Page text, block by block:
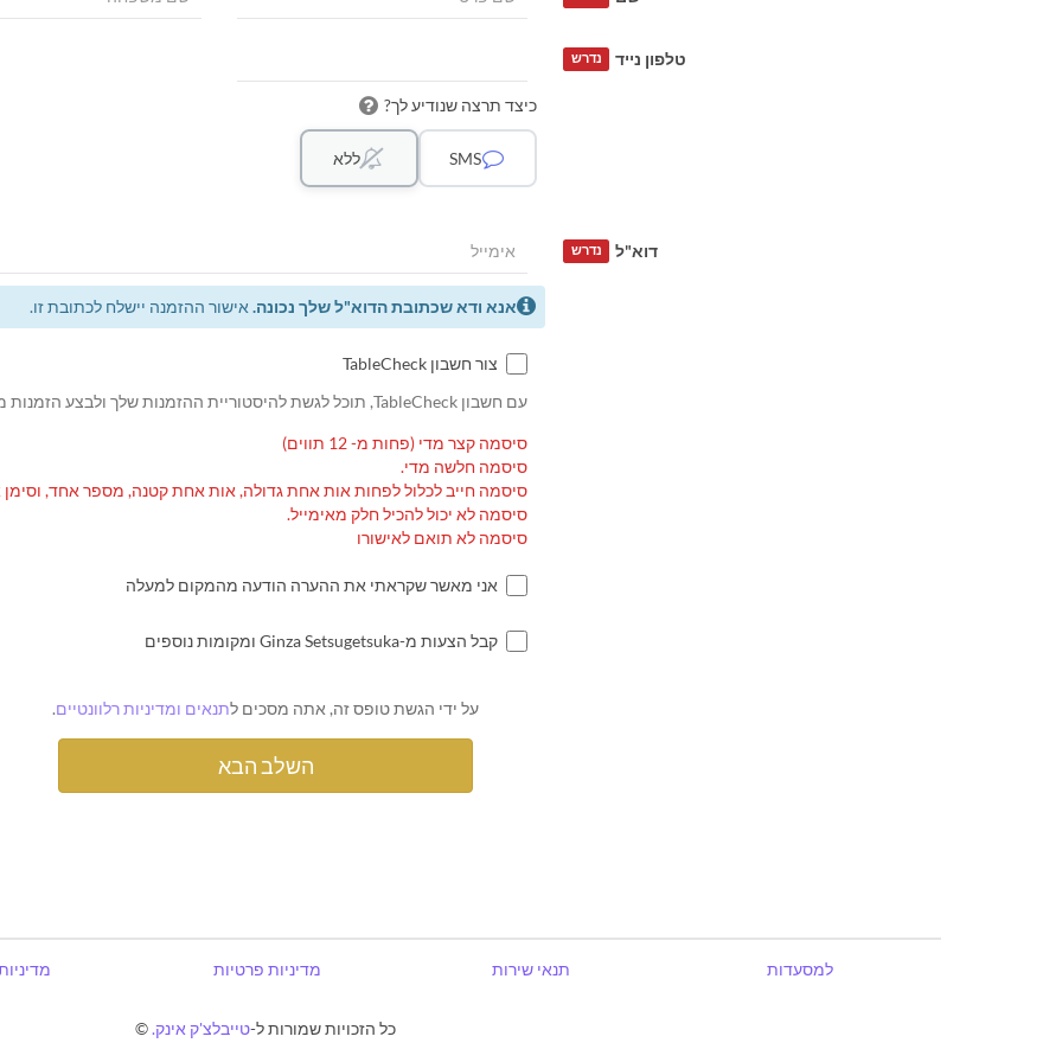
טלפון נייד נדרש
כיצד תרצה שנודיע לך?
SMS ללא
דוא"ל נדרש
אנא ודא שכתובת הדוא"ל שלך נכונה.אישור ההזמנה יישלח לכתובת זו.
צור חשבון TableCheck
עם חשבון TableCheck, תוכל לגשת להיסטוריית ההזמנות שלך ולבצע הזמנות מחוזרות.
סיסמה קצר מדי (פחות מ- 12 תווים)
סיסמה חלשה מדי.
סיסמה חייב לכלול לפחות אות אחת גדולה, אות אחת קטנה, מספר אחד,
סיסמה לא יכול להכיל חלק מאימייל.
סיסמה לא תואם לאישורו
אני מאשר שקראתי את ההערה הודעה מהמקום למעלה
קבל הצעות מ-Ginza Setsugetsuka ומקומות נוספים
על ידי הגשת טופס זה, אתה מסכים לתנאים ומדיניות רלוונטיים.
למסעדות תנאי שירות מדיניות פרטיות
כל הזכויות שמורות ל-טייבלצ'ק אינק.©